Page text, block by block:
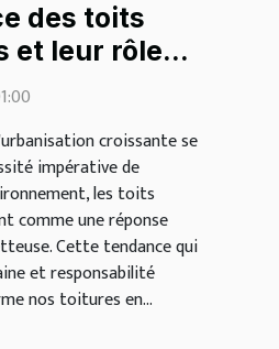
des toits
et leur rôle
croissante se
impérative de
les toits
comme une réponse
Cette tendance qui
et responsabilité
nos toitures en...